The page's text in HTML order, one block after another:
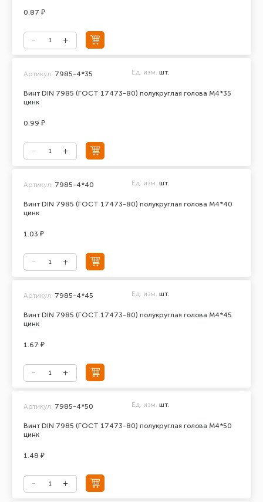
0.87 ₽
Винт DIN 7985 (ГОСТ 17473-80) полукруглая голова М4*35
цинк
Артикул: 7985-4*35 Ед. изм. шт.
0.99 ₽
Винт DIN 7985 (ГОСТ 17473-80) полукруглая голова М4*40
цинк
Артикул: 7985-4*40 Ед. изм. шт.
1.03 ₽
Винт DIN 7985 (ГОСТ 17473-80) полукруглая голова М4*45
цинк
Артикул: 7985-4*45 Ед. изм. шт.
1.67 ₽
Винт DIN 7985 (ГОСТ 17473-80) полукруглая голова М4*50
цинк
Артикул: 7985-4*50 Ед. изм. шт.
1.48 ₽